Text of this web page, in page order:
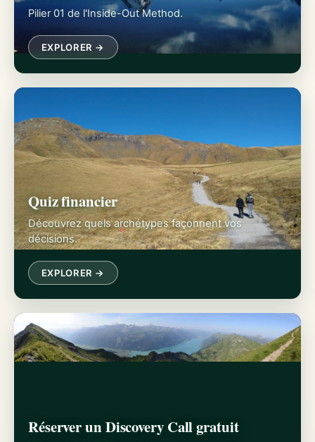
Pilier 01 de l'Inside-Out Method.
EXPLORER →
Quiz financier
Découvrez quels archétypes façonnent vos
décisions.
EXPLORER →
Réserver un Discovery Call gratuit